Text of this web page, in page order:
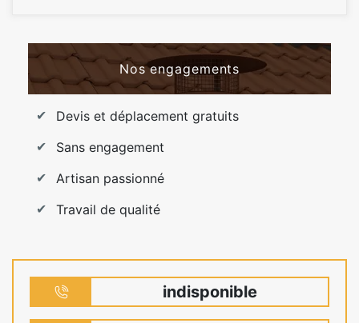
Nos engagements
Devis et déplacement gratuits
Sans engagement
Artisan passionné
Travail de qualité
indisponible